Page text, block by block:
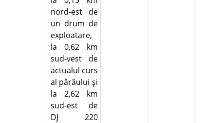
nord-est de
un drum de
exploatare,
la 0,62 km
sud-vest de
actualul curs
al pârâului şi
la 2,62 km
sud-est de
DJ 220